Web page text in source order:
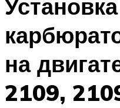
Установка
на
2109,